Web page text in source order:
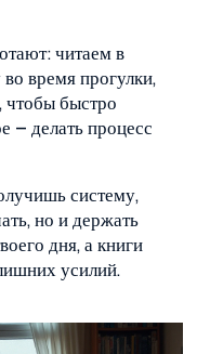
читаем в
во время прогулки,
чтобы быстро
– делать процесс
систему,
но и держать
дня, а книги
усилий.